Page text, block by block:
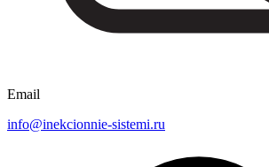
Email
info@inekcionnie-sistemi.ru